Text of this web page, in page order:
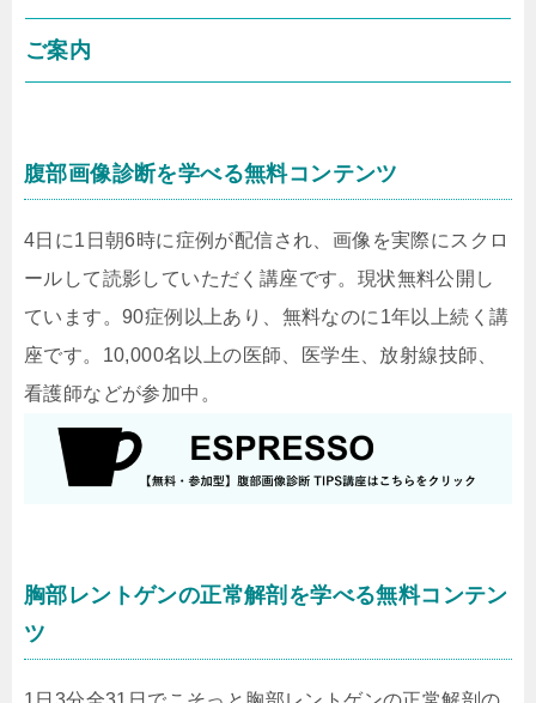
ご案内
腹部画像診断を学べる無料コンテンツ
4日に1日朝6時に症例が配信され、画像を実際にスクロ
ールして読影していただく講座です。現状無料公開し
ています。90症例以上あり、無料なのに1年以上続く講
座です。10,000名以上の医師、医学生、放射線技師、
看護師などが参加中。
胸部レントゲンの正常解剖を学べる無料コンテン
ツ